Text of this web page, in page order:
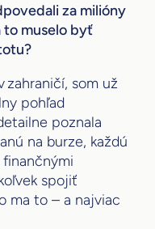
za milióny
to muselo byť
zahraničí, som už
pohľad
poznala
na burze, každú
spojiť
ma to – a najviac